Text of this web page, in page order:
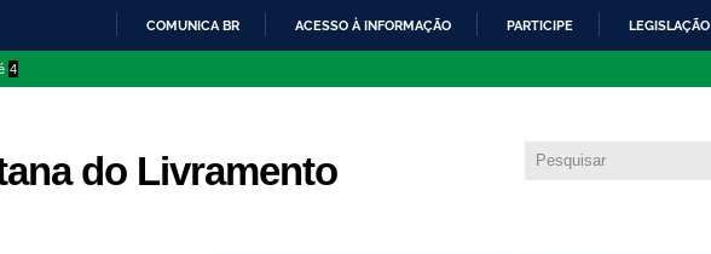
COMUNICA BR ACESSO À INFORMAÇÃO PARTICIPE LEGISLAÇÃO
4
do Livramento